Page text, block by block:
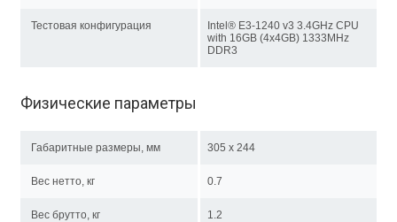
Тестовая конфигурация
Intel® E3-1240 v3 3.4GHz CPU
with 16GB (4x4GB) 1333MHz
DDR3
Физические параметры
Габаритные размеры, мм 305 x 244
Вес нетто, кг 0.7
Вес брутто, кг 1.2